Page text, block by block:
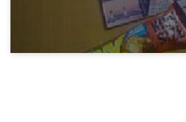
12年前